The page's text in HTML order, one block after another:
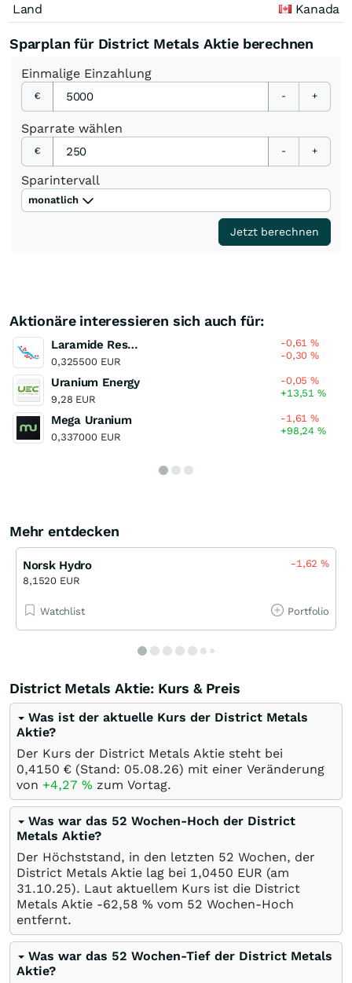
Land
Kanada
Sparplan für District Metals Aktie berechnen
Einmalige Einzahlung
€ - +
Sparrate wählen
€ - +
Sparintervall
monatlich
Jetzt berechnen
Aktionäre interessieren sich auch für:
Laramide Resources
0,325500 EUR
-0,61%
-0,30%
Uranium Energy
9,28 EUR
-0,05%
+13,51%
Mega Uranium
0,337000 EUR
-1,61%
+98,24%
Mehr entdecken
Norsk Hydro
8,1520 EUR
-1,62%
Watchlist Portfolio
District Metals Aktie: Kurs & Preis
Was ist der aktuelle Kurs der District Metals
Aktie?
Der Kurs der District Metals Aktie steht bei
0,4150 € (Stand: 05.08.26) mit einer Veränderung
von +4,27 % zum Vortag.
Was war das 52 Wochen-Hoch der District
Metals Aktie?
Der Höchststand, in den letzten 52 Wochen, der
District Metals Aktie lag bei 1,0450 EUR (am
31.10.25). Laut aktuellem Kurs ist die District
Metals Aktie -62,58 % vom 52 Wochen-Hoch
entfernt.
Was war das 52 Wochen-Tief der District Metals
Aktie?